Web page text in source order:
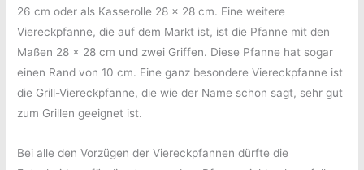
26 cm oder als Kasserolle 28 x 28 cm. Eine weitere
Viereckpfanne, die auf dem Markt ist, ist die Pfanne mit den
Maßen 28 x 28 cm und zwei Griffen. Diese Pfanne hat sogar
einen Rand von 10 cm. Eine ganz besondere Viereckpfanne ist
die Grill-Viereckpfanne, die wie der Name schon sagt, sehr gut
zum Grillen geeignet ist.
Bei alle den Vorzügen der Viereckpfannen dürfte die